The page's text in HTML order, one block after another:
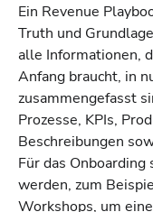
Ein Revenue
Truth und
alle Informationen,
Anfang braucht, in
zusammengefasst
Prozesse, KPIs,
Beschreibungen
Für das
werden, zum
Workshops, um